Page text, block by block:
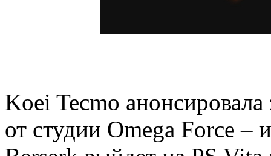
Koei Tecmo
от студии Omega Force –